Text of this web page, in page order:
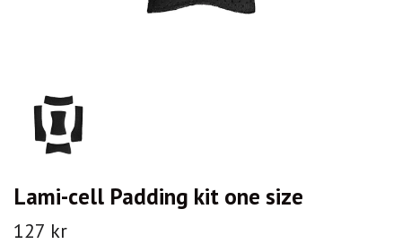
Lami-cell Padding kit one size
127 kr